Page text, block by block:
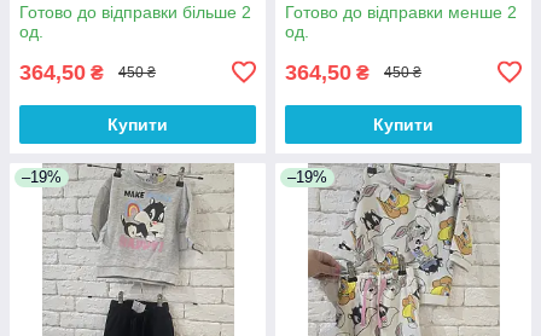
Готово до відправки більше 2
од.
364,50 ₴ 450 ₴
Купити
Готово до відправки менше 2
од.
364,50 ₴ 450 ₴
Купити
–19% –19%